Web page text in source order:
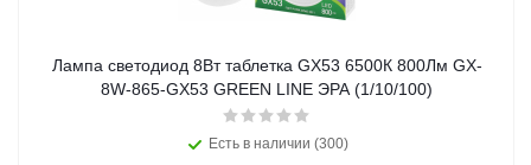
Лампа светодиод 8Вт таблетка GX53 6500К 800Лм GX-
8W-865-GX53 GREEN LINE ЭРА (1/10/100)
Есть в наличии (300)